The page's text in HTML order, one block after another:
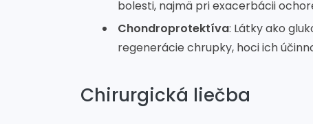
bolesti, najmä pri exacerbácii
Chondroprotektíva: Látky ako
regenerácie chrupky, hoci ich
Chirurgická liečba